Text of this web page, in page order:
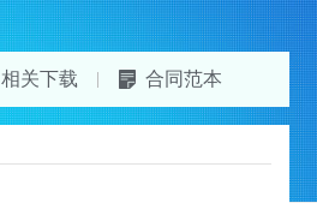
相关下载 合同范本